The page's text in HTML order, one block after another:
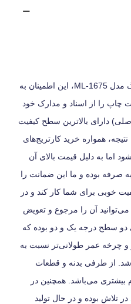
با کارتریج دستگاه لیزری سامسونگ مدل ML-1675، این اطمینان به
چاپ را از اسناد و مدارک خود
دارای بالاترین سطح کیفیت
همواره خرید کارتریج‌های
اما به دلیل قیمت بالای آن
صرفه بوده و ما این ضمانت را
خوبی برای شما کار کند و در
آن را مرجوع و تعویض
دو سطح درجه یک و دو بوده که
و چرخه عمر طولانی‌تر نسبت به
از طرفی بدنه و قطعات
بیشتری می‌باشد. همچنین در
تلاش بوده و در حال تولید